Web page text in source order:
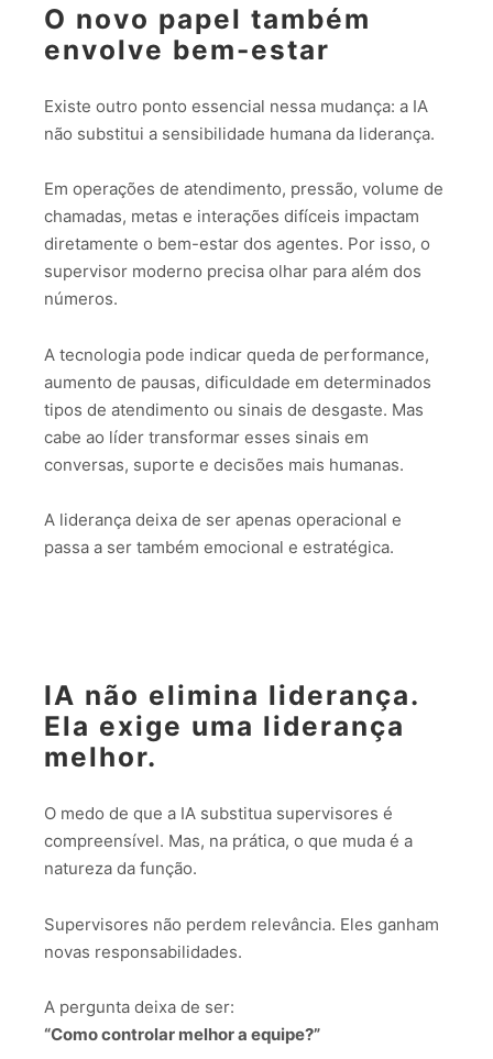
O novo papel também
envolve bem-estar
Existe outro ponto essencial nessa mudança: a IA
não substitui a sensibilidade humana da liderança.
Em operações de atendimento, pressão, volume de
chamadas, metas e interações difíceis impactam
diretamente o bem-estar dos agentes. Por isso, o
supervisor moderno precisa olhar para além dos
números.
A tecnologia pode indicar queda de performance,
aumento de pausas, dificuldade em determinados
tipos de atendimento ou sinais de desgaste. Mas
cabe ao líder transformar esses sinais em
conversas, suporte e decisões mais humanas.
A liderança deixa de ser apenas operacional e
passa a ser também emocional e estratégica.
IA não elimina liderança.
Ela exige uma liderança
melhor.
O medo de que a IA substitua supervisores é
compreensível. Mas, na prática, o que muda é a
natureza da função.
Supervisores não perdem relevância. Eles ganham
novas responsabilidades.
A pergunta deixa de ser:
“Como controlar melhor a equipe?”